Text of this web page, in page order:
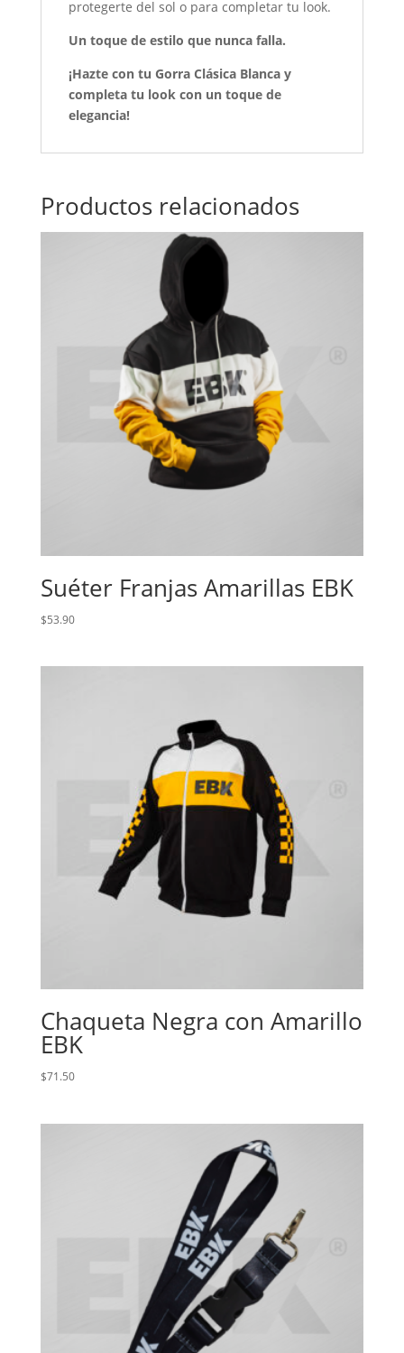
protegerte del sol o para completar tu look.
Un toque de estilo que nunca falla.
¡Hazte con tu Gorra Clásica Blanca y
completa tu look con un toque de
elegancia!
Productos relacionados
Suéter Franjas Amarillas EBK
$53.90
Chaqueta Negra con Amarillo
EBK
$71.50